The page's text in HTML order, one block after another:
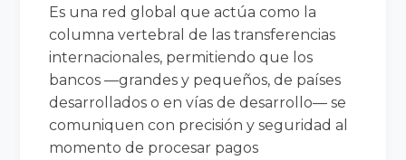
Es una red global que actúa como la
columna vertebral de las transferencias
internacionales, permitiendo que los
bancos —grandes y pequeños, de países
desarrollados o en vías de desarrollo— se
comuniquen con precisión y seguridad al
momento de procesar pagos